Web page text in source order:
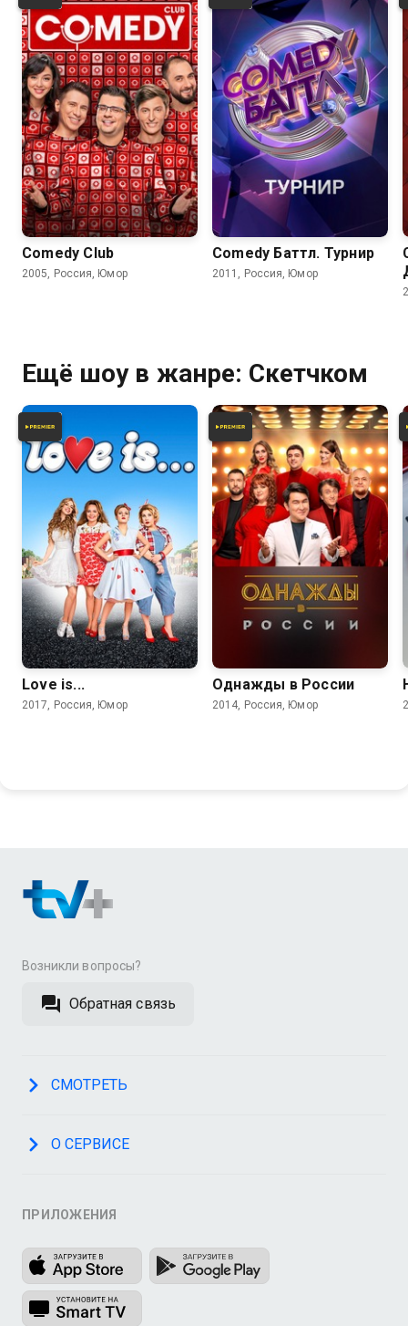
Comedy Club
2005, Россия, Юмор
Comedy Баттл. Турнир
2011, Россия, Юмор
Ещё шоу в жанре: Скетчком
4.4
Love is...
2017, Россия, Юмор
Однажды в России
2014, Россия, Юмор
Возникли вопросы?
Обратная связь
СМОТРЕТЬ
О СЕРВИСЕ
ПРИЛОЖЕНИЯ